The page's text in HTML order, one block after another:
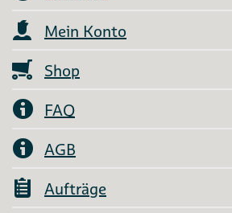
Mein Konto
Shop
FAQ
AGB
Aufträge